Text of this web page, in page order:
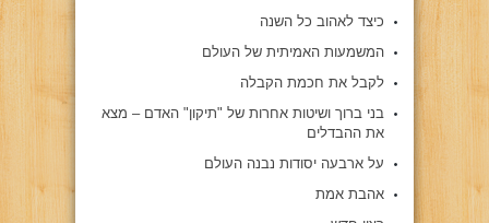
כיצד לאהוב כל השנה
המשמעות האמיתית של העולם
לקבל את חכמת הקבלה
בני ברוך ושיטות אחרות של "תיקון" האדם – מצא
את ההבדלים
על ארבעה יסודות נבנה העולם
אהבת אמת